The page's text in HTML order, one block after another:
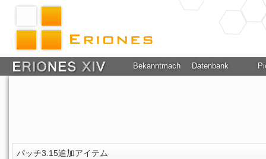
Bekanntmachung Datenbank
パッチ3.15追加アイテム